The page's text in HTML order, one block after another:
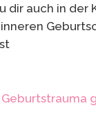
dir auch in der